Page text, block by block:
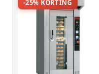
-25% KORTING